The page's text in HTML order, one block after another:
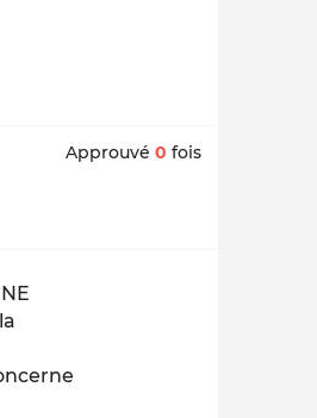
Approuvé 0 fois